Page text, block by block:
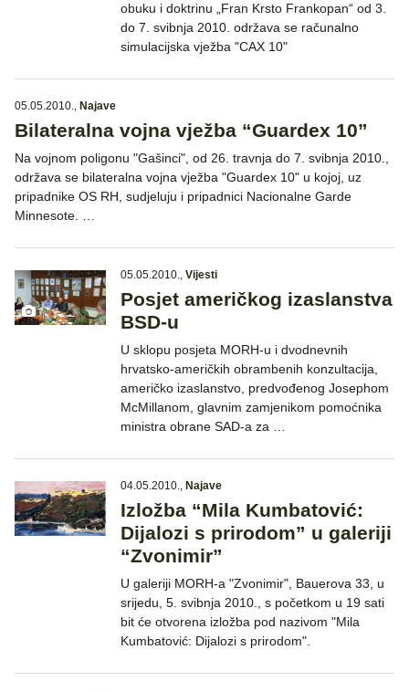
obuku i doktrinu „Fran Krsto Frankopan“ od 3.
do 7. svibnja 2010. održava se računalno
simulacijska vježba "CAX 10"
05.05.2010., Najave
Bilateralna vojna vježba “Guardex 10”
Na vojnom poligonu "Gašinci", od 26. travnja do 7. svibnja 2010.,
održava se bilateralna vojna vježba "Guardex 10" u kojoj, uz
pripadnike OS RH, sudjeluju i pripadnici Nacionalne Garde
Minnesote. …
05.05.2010., Vijesti
Posjet američkog izaslanstva
BSD-u
U sklopu posjeta MORH-u i dvodnevnih
hrvatsko-američkih obrambenih konzultacija,
američko izaslanstvo, predvođenog Josephom
McMillanom, glavnim zamjenikom pomoćnika
ministra obrane SAD-a za …
04.05.2010., Najave
Izložba “Mila Kumbatović:
Dijalozi s prirodom” u galeriji
“Zvonimir”
U galeriji MORH-a "Zvonimir", Bauerova 33, u
srijedu, 5. svibnja 2010., s početkom u 19 sati
bit će otvorena izložba pod nazivom "Mila
Kumbatović: Dijalozi s prirodom".